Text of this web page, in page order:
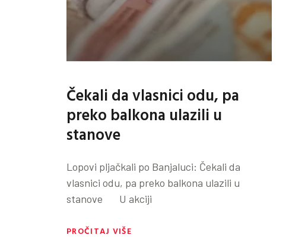
Čekali da vlasnici odu, pa
preko balkona ulazili u
stanove
Lopovi pljačkali po Banjaluci: Čekali da
vlasnici odu, pa preko balkona ulazili u
stanove U akciji
PROČITAJ VIŠE